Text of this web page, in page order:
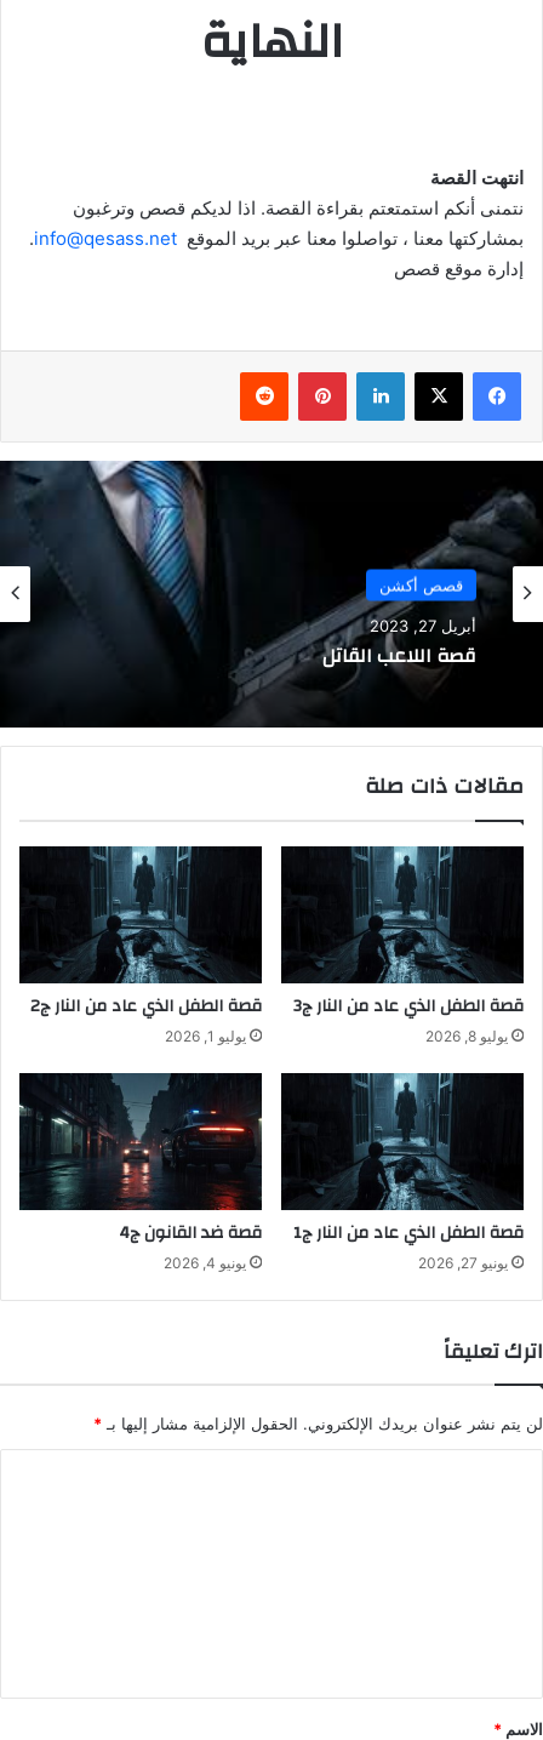
النهاية
انتهت القصة
نتمنى أنكم استمتعتم بقراءة القصة. اذا لديكم قصص وترغبون
بمشاركتها معنا ، تواصلوا معنا عبر بريد الموقع info@qesass.net
.
إدارة موقع قصص
فيسبوك ‫X لينكدإن بينتيريست
قصص أكشن
أبريل 27, 2023
قصة اللاعب القاتل
مقالات ذات صلة
قصة الطفل الذي عاد من النار ج3
يوليو 8, 2026
قصة الطفل الذي عاد من النار ج2
يوليو 1, 2026
قصة الطفل الذي عاد من النار ج1
يونيو 27, 2026
قصة ضد القانون ج4
يونيو 4, 2026
اترك تعليقاً
لن يتم نشر عنوان بريدك الإلكتروني. الحقول الإلزامية مشار إليها بـ *
*
الاسم *